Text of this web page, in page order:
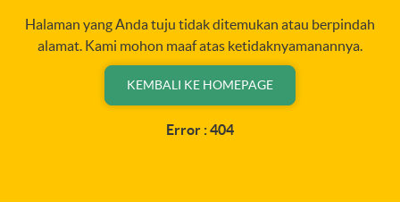
Halaman yang Anda tuju tidak ditemukan atau berpindah
alamat. Kami mohon maaf atas ketidaknyamanannya.
KEMBALI KE HOMEPAGE
Error : 404